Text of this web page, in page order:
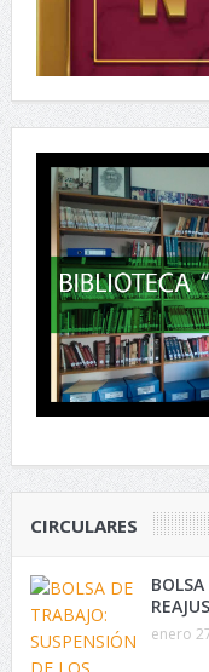
CIRCULARES
enero